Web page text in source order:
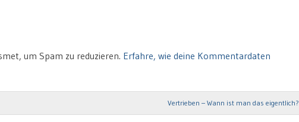
um Spam zu reduzieren. Erfahre, wie deine Kommentardaten
Vertrieben – Wann ist man das eigentlich?